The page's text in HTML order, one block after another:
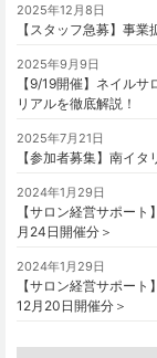
2025年12月8日
【スタッフ急募】事
2025年9月9日
【9/19開催】ネイル
リアルを徹底解説！
2025年7月21日
【参加者募集】南イ
2024年1月29日
【サロン経営サポー
月24日開催分＞
2024年1月29日
【サロン経営サポー
12月20日開催分＞